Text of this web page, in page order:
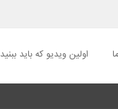
اولین ویدیو که باید ببنید